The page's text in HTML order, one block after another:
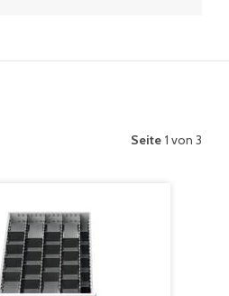
Seite 1 von 3